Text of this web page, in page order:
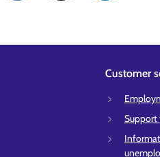
Customer
Support